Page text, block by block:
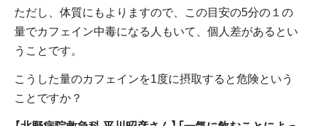
ただし、体質にもよりますので、この目安の5分の１の
量でカフェイン中毒になる人もいて、個人差があるとい
うことです。
こうした量のカフェインを1度に摂取すると危険という
ことですか？